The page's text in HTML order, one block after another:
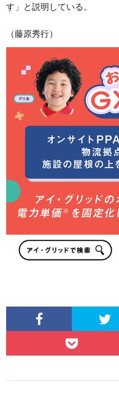
す」と説明している。
（藤原秀行）